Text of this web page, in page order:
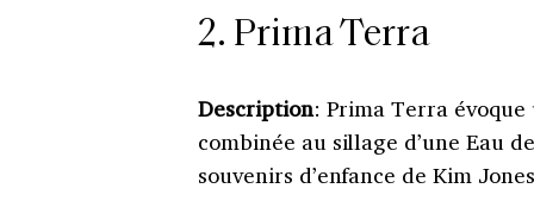
2. Prima Terra
Description: Prima Terra
combinée au sillage d’une Eau
souvenirs d’enfance de Kim